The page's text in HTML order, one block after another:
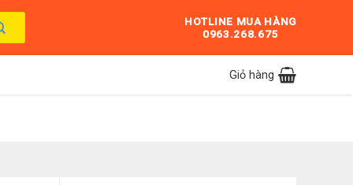
HOTLINE MUA HÀNG
0963.268.675
Giỏ hàng